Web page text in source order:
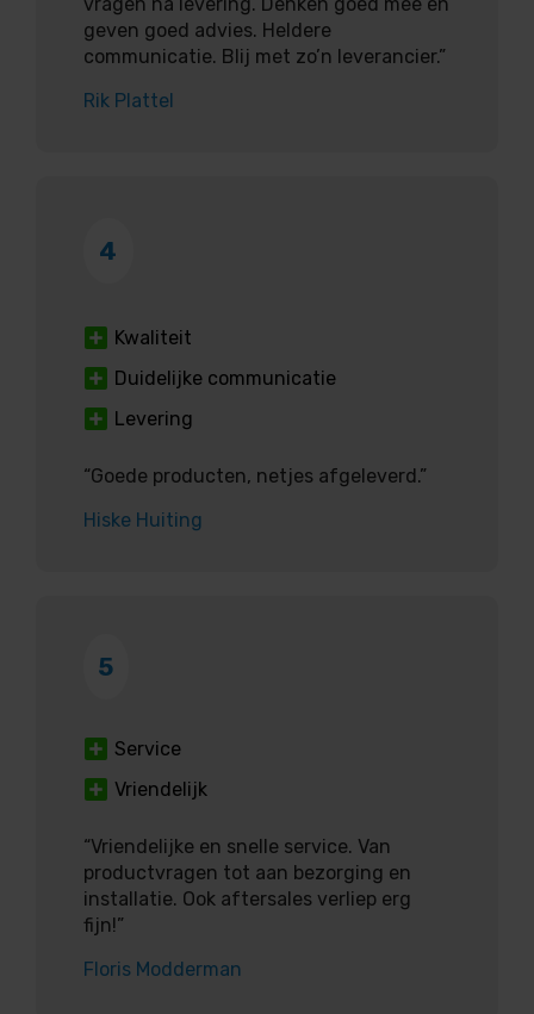
geven goed advies. Heldere
communicatie. Blij met zo’n leverancier.”
Rik Plattel
4
Kwaliteit
Duidelijke communicatie
Levering
“Goede producten, netjes afgeleverd.”
Hiske Huiting
5
Service
Vriendelijk
“Vriendelijke en snelle service. Van
productvragen tot aan bezorging en
installatie. Ook aftersales verliep erg
fijn!”
Floris Modderman